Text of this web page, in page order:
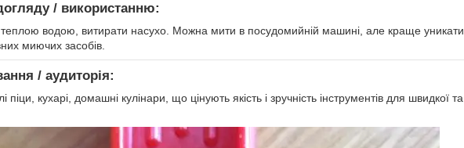
/ використанню:
теплою водою, витирати насухо. Можна мити в посудомийній машині, але краще уникати
миючих засобів.
/ аудиторія:
кухарі, домашні кулінари, що цінують якість і зручність інструментів для швидкої та